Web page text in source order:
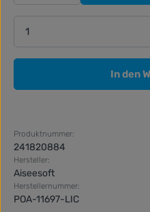
Produkt Anzahl: Gib
In den
Produktnummer:
241820884
Hersteller:
Aiseesoft
Herstellernummer:
POA-11697-LIC